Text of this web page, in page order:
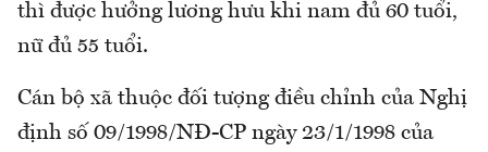
thì được hưởng lương hưu khi nam đủ 60 tuổi,
nữ đủ 55 tuổi.
Cán bộ xã thuộc đối tượng điều chỉnh của Nghị
định số 09/1998/NĐ-CP ngày 23/1/1998 của